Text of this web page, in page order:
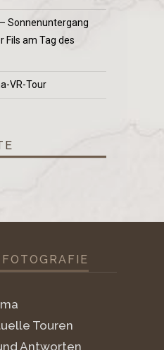
Sonnenuntergang
Fils am Tag des
VR-Tour
Touren
Antworten